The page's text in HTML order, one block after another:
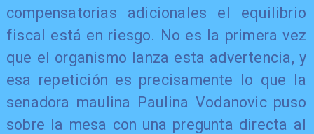
compensatorias adicionales el equilibrio
fiscal está en riesgo. No es la primera vez
que el organismo lanza esta advertencia, y
esa repetición es precisamente lo que la
senadora maulina Paulina Vodanovic puso
sobre la mesa con una pregunta directa al